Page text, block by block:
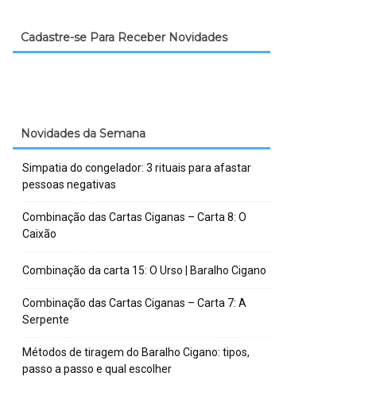
Cadastre-se Para Receber Novidades
Novidades da Semana
Simpatia do congelador: 3 rituais para afastar
pessoas negativas
Combinação das Cartas Ciganas – Carta 8: O
Caixão
Combinação da carta 15: O Urso | Baralho Cigano
Combinação das Cartas Ciganas – Carta 7: A
Serpente
Métodos de tiragem do Baralho Cigano: tipos,
passo a passo e qual escolher